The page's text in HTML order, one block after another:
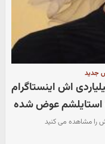
جدید
اش اینستاگرام
استایلشم عوض شده
را مشاهده می کنید